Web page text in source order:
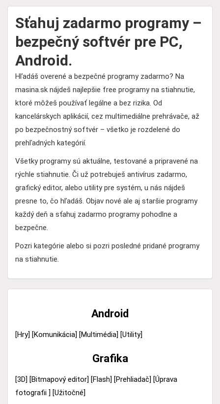
Sťahuj zadarmo programy –
bezpečný softvér pre PC,
Android.
Hľadáš overené a bezpečné programy zadarmo? Na
masina.sk nájdeš najlepšie free programy na stiahnutie,
ktoré môžeš používať legálne a bez rizika. Od
kancelárskych aplikácií, cez multimediálne prehrávače, až
po bezpečnostný softvér – všetko je rozdelené do
prehľadných kategórií.
Všetky programy sú aktuálne, testované a pripravené na
rýchle stiahnutie. Či už potrebuješ antivírus zadarmo,
grafický editor, alebo utility pre systém, u nás nájdeš
presne to, čo hľadáš. Objav nové ale aj staršie programy
každý deň a sťahuj zadarmo programy pohodlne a
bezpečne.
Pozri kategórie alebo si pozri posledné pridané programy
na stiahnutie.
Android
[Hry] [Komunikácia] [Multimédia] [Utility]
Grafika
[3D] [Bitmapový editor] [Flash] [Prehliadač] [Úprava
fotografii ] [Užitočné]